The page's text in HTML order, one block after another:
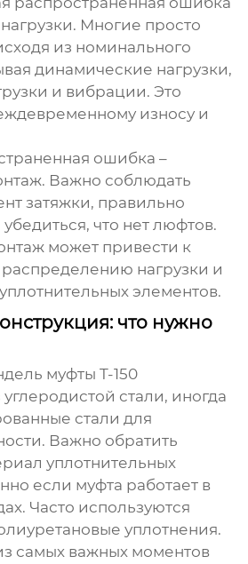
Многие просто
из номинального
динамические нагрузки,
и вибрации. Это
износу и
ошибка –
Важно соблюдать
затяжки, правильно
что нет люфтов.
может привести к
нагрузки и
элементов.
что нужно
муфты T-150
стали, иногда
стали для
Важно обратить
уплотнительных
если муфта работает в
Часто используются
уплотнения.
самых важных моментов